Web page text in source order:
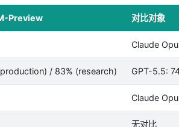
Preview 对比对象
Claude
/ 83% (research) GPT-5.5:
Claude
无对比